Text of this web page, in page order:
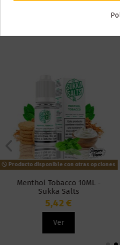
Producto disponible con otras opciones
Menthol Tobacco 10ML -
Sukka Salts
5,42 €
Ver